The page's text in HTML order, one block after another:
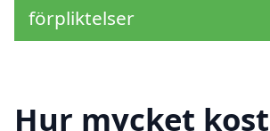
förpliktelser
Hur mycket